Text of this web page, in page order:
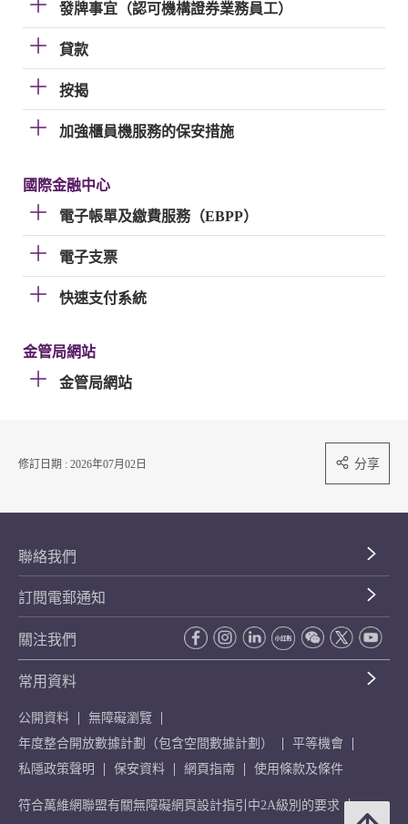
發牌事宜（認可機構證券業務員工）
貸款
按揭
加強櫃員機服務的保安措施
國際金融中心
電子帳單及繳費服務（EBPP）
電子支票
快速支付系統
金管局網站
金管局網站
修訂日期 : 2026年07月02日 分享
聯絡我們
訂閱電郵通知
關注我們
常用資料
公開資料
無障礙瀏覽
年度整合開放數據計劃（包含空間數據計劃）
平等機會
私隱政策聲明
保安資料 網頁指南 使用條款及條件
符合萬維網聯盟有關無障礙網頁設計指引中2A級別的要求